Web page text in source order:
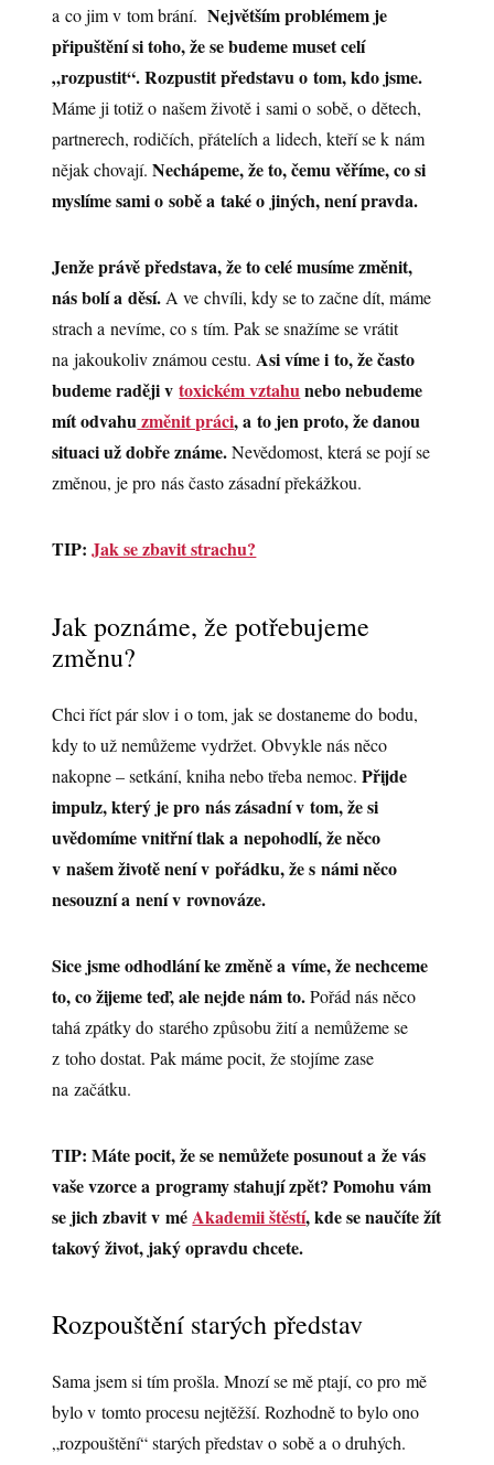
a co jim v tom brání.Největším problémem je
připuštění si toho, že se budeme muset celí
„rozpustit“. Rozpustit představu o tom, kdo jsme.
Máme ji totiž o našem životě i sami o sobě, o dětech,
partnerech, rodičích, přátelích a lidech, kteří se k nám
nějak chovají.Nechápeme, že to, čemu věříme, co si
myslíme sami o sobě a také o jiných, není pravda.
Jenže právě představa, že to celé musíme změnit,
nás bolí a děsí.A ve chvíli, kdy se to začne dít, máme
strach a nevíme, co s tím. Pak se snažíme se vrátit
na jakoukoliv známou cestu. Asi víme i to, že často
budeme raději vtoxickém vztahunebo nebudeme
mít odvahuzměnit práci, a to jen proto, že danou
situaci už dobře známe.Nevědomost, která se pojí se
změnou, je pro nás často zásadní překážkou.
TIP:Jak se zbavit strachu?
Jak poznáme, že potřebujeme
změnu?
Chci říct pár slov i o tom, jak se dostaneme do bodu,
kdy to už nemůžeme vydržet. Obvykle nás něco
nakopne – setkání, kniha nebo třeba nemoc.Přijde
impulz, který je pro nás zásadní v tom, že si
uvědomíme vnitřní tlak a nepohodlí, že něco
v našem životě není v pořádku, že s námi něco
nesouzní a není v rovnováze.
Sice jsme odhodlání ke změně a víme, že nechceme
to, co žijeme teď, ale nejde nám to.Pořád nás něco
tahá zpátky do starého způsobu žití a nemůžeme se
z toho dostat. Pak máme pocit, že stojíme zase
na začátku.
TIP: Máte pocit, že se nemůžete posunout a že vás
vaše vzorce a programy stahují zpět? Pomohu vám
se jich zbavit v mé Akademii štěstí, kde se naučíte žít
takový život, jaký opravdu chcete.
Rozpouštění starých představ
Sama jsem si tím prošla. Mnozí se mě ptají, co pro mě
bylo v tomto procesu nejtěžší. Rozhodně to bylo ono
„rozpouštění“ starých představ o sobě a o druhých.